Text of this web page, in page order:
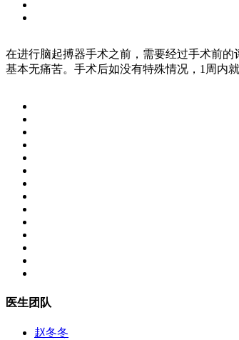
在进行脑起搏器手术之前，需要经过手术前
基本无痛苦。手术后如没有特殊情况，1周内
医生团队
赵冬冬